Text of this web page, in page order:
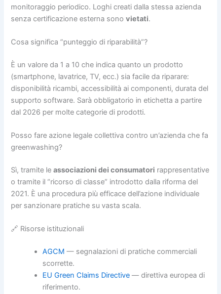
monitoraggio periodico. Loghi creati dalla stessa azienda
senza certificazione esterna sonovietati.
Cosa significa “punteggio di riparabilità”?
È un valore da 1 a 10 che indica quanto un prodotto
(smartphone, lavatrice, TV, ecc.) sia facile da riparare:
disponibilità ricambi, accessibilità ai componenti, durata del
supporto software. Sarà obbligatorio in etichetta a partire
dal 2026 per molte categorie di prodotti.
Posso fare azione legale collettiva contro un’azienda che fa
greenwashing?
Sì, tramite leassociazioni dei consumatori rappresentative
o tramite il “ricorso di classe” introdotto dalla riforma del
2021. È una procedura più efficace dell’azione individuale
per sanzionare pratiche su vasta scala.
🔗 Risorse istituzionali
AGCM — segnalazioni di pratiche commerciali
scorrette.
EU Green Claims Directive — direttiva europea di
riferimento.